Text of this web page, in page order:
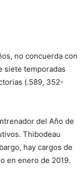
no concuerda con
siete temporadas
(.589, 352-
del Año de
Thibodeau
hay cargos de
en enero de 2019.